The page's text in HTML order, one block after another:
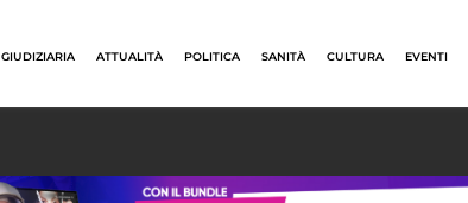
GIUDIZIARIA ATTUALITÀ POLITICA SANITÀ CULTURA EVENTI